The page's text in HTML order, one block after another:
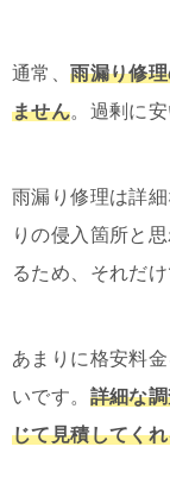
通常、雨漏り修
ません。過剰に
雨漏り修理は詳
りの侵入箇所と
るため、それだ
あまりに格安料
いです。 詳細な
じて見積してく